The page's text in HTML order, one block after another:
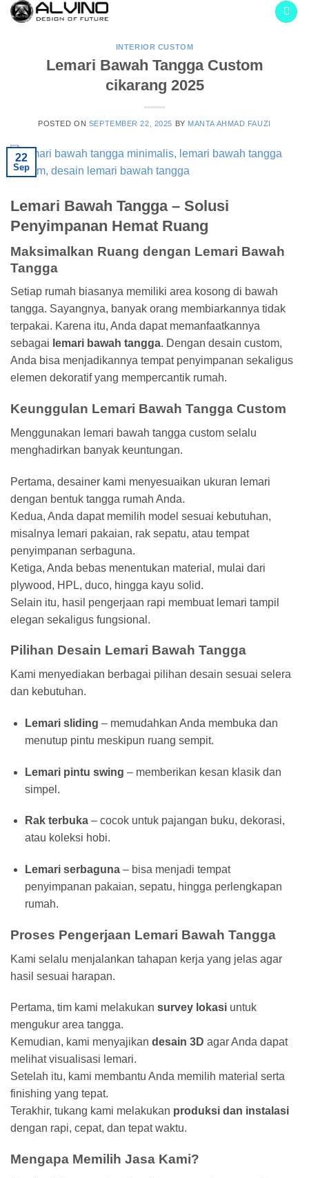
Skip
INTERIOR CUSTOM
Lemari Bawah Tangga Custom
cikarang 2025
POSTED ON SEPTEMBER 22, 2025 BY MANTA AHMAD FAUZI
22
Sep
Lemari Bawah Tangga – Solusi
Penyimpanan Hemat Ruang
Maksimalkan Ruang dengan Lemari Bawah
Tangga
Setiap rumah biasanya memiliki area kosong di bawah
tangga. Sayangnya, banyak orang membiarkannya tidak
terpakai. Karena itu, Anda dapat memanfaatkannya
sebagai lemari bawah tangga. Dengan desain custom,
Anda bisa menjadikannya tempat penyimpanan sekaligus
elemen dekoratif yang mempercantik rumah.
Keunggulan Lemari Bawah Tangga Custom
Menggunakan lemari bawah tangga custom selalu
menghadirkan banyak keuntungan.
Pertama, desainer kami menyesuaikan ukuran lemari
dengan bentuk tangga rumah Anda.
Kedua, Anda dapat memilih model sesuai kebutuhan,
misalnya lemari pakaian, rak sepatu, atau tempat
penyimpanan serbaguna.
Ketiga, Anda bebas menentukan material, mulai dari
plywood, HPL, duco, hingga kayu solid.
Selain itu, hasil pengerjaan rapi membuat lemari tampil
elegan sekaligus fungsional.
Pilihan Desain Lemari Bawah Tangga
Kami menyediakan berbagai pilihan desain sesuai selera
dan kebutuhan.
Lemari sliding – memudahkan Anda membuka dan
menutup pintu meskipun ruang sempit.
Lemari pintu swing – memberikan kesan klasik dan
simpel.
Rak terbuka– cocok untuk pajangan buku, dekorasi,
atau koleksi hobi.
Lemari serbaguna– bisa menjadi tempat
penyimpanan pakaian, sepatu, hingga perlengkapan
rumah.
Proses Pengerjaan Lemari Bawah Tangga
Kami selalu menjalankan tahapan kerja yang jelas agar
hasil sesuai harapan.
Pertama, tim kami melakukan survey lokasi untuk
mengukur area tangga.
Kemudian, kami menyajikan desain 3D agar Anda dapat
melihat visualisasi lemari.
Setelah itu, kami membantu Anda memilih material serta
finishing yang tepat.
Terakhir, tukang kami melakukan produksi dan instalasi
dengan rapi, cepat, dan tepat waktu.
Mengapa Memilih Jasa Kami?